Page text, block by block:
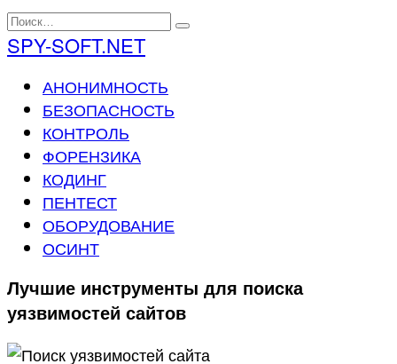
Перейти
к
содержанию
Search
for:
SPY-SOFT.NET
АНОНИМНОСТЬ
БЕЗОПАСНОСТЬ
КОНТРОЛЬ
ФОРЕНЗИКА
КОДИНГ
ПЕНТЕСТ
ОБОРУДОВАНИЕ
ОСИНТ
Лучшие инструменты для поиска
уязвимостей сайтов